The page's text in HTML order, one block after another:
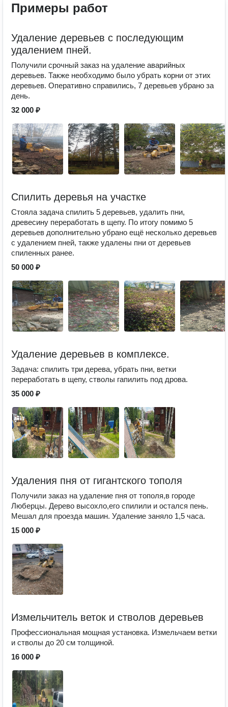
Примеры работ
Удаление деревьев с последующим
удалением пней.
Получили срочный заказ на удаление аварийных
деревьев. Также необходимо было убрать корни от этих
деревьев. Оперативно справились, 7 деревьев убрано за
день.
32 000 ₽
Спилить деревья на участке
Стояла задача спилить 5 деревьев, удалить пни,
древесину переработать в щепу. По итогу помимо 5
деревьев дополнительно убрано ещё несколько деревьев
с удалением пней, также удалены пни от деревьев
спиленных ранее.
50 000 ₽
Удаление деревьев в комплексе.
Задача: спилить три дерева, убрать пни, ветки
переработать в щепу, стволы гапилить под дрова.
35 000 ₽
Удаления пня от гигантского тополя
Получили заказ на удаление пня от тополя,в городе
Люберцы. Дерево высохло,его спилили и остался пень.
Мешал для проезда машин. Удаление заняло 1,5 часа.
15 000 ₽
Измельчитель веток и стволов деревьев
Профессиональная мощная установка. Измельчаем ветки
и стволы до 20 см толщиной.
16 000 ₽